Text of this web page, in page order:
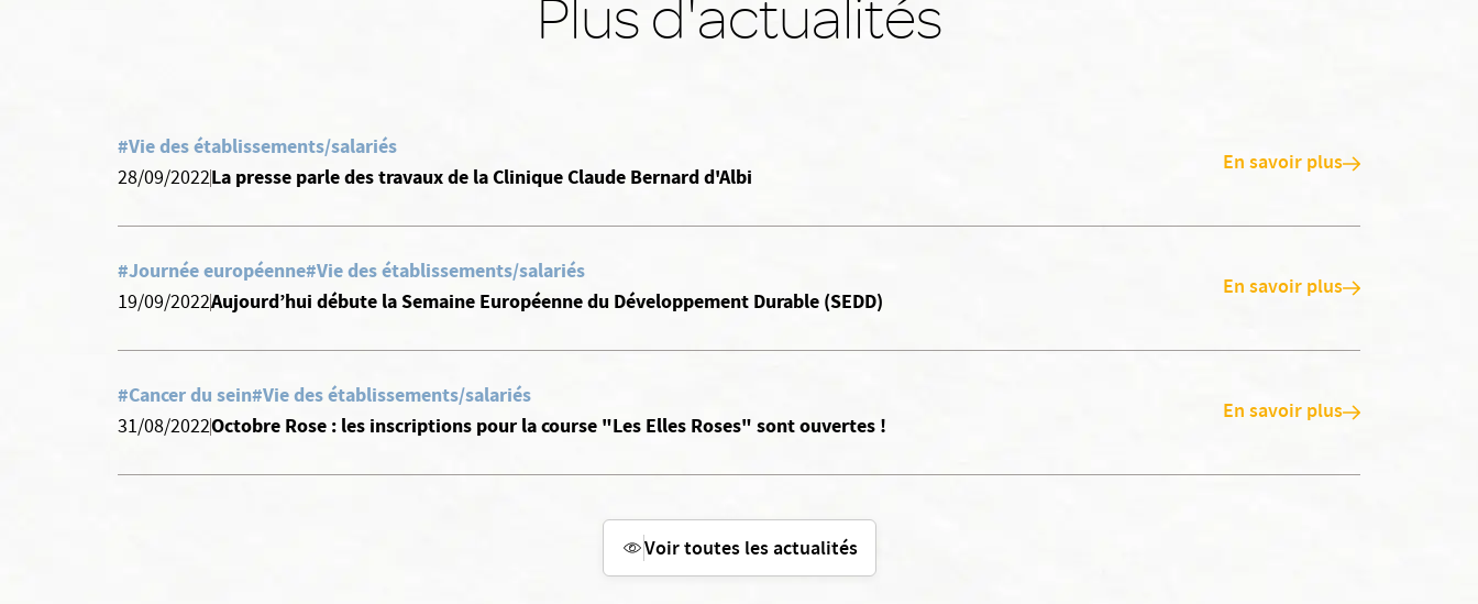
Plus d'actualités
#Vie des établissements/salariés
28/09/2022La presse parle des travaux de la Clinique Claude Bernard d'Albi En savoir plus
#Journée européenne#Vie des établissements/salariés
19/09/2022Aujourd’hui débute la Semaine Européenne du Développement Durable (SEDD) En savoir plus
#Cancer du sein#Vie des établissements/salariés
31/08/2022Octobre Rose : les inscriptions pour la course "Les Elles Roses" sont ouvertes ! En savoir plus
Voir toutes les actualités